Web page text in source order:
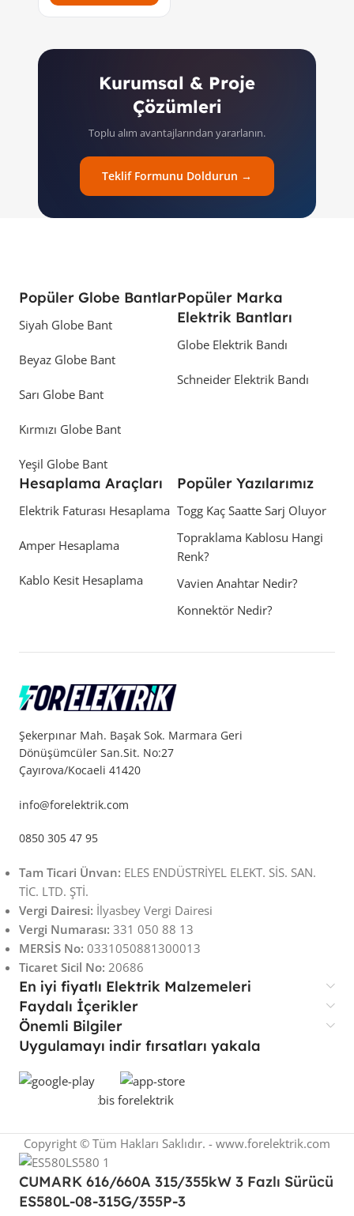
Kurumsal & Proje
Çözümleri
Toplu alım avantajlarından yararlanın.
Teklif Formunu Doldurun →
Popüler Globe Bantlar
Siyah Globe Bant
Beyaz Globe Bant
Sarı Globe Bant
Kırmızı Globe Bant
Yeşil Globe Bant
Popüler Marka
Elektrik Bantları
Globe Elektrik Bandı
Schneider Elektrik Bandı
Hesaplama Araçları
Elektrik Faturası Hesaplama
Amper Hesaplama
Kablo Kesit Hesaplama
Popüler Yazılarımız
Togg Kaç Saatte Sarj Oluyor
Topraklama Kablosu Hangi
Renk?
Vavien Anahtar Nedir?
Konnektör Nedir?
Şekerpınar Mah. Başak Sok. Marmara Geri
Dönüşümcüler San.Sit. No:27
Çayırova/Kocaeli 41420
info@forelektrik.com
0850 305 47 95
Tam Ticari Ünvan: ELES ENDÜSTRİYEL ELEKT. SİS. SAN.
TİC. LTD. ŞTİ.
Vergi Dairesi: İlyasbey Vergi Dairesi
Vergi Numarası: 331 050 88 13
MERSİS No: 0331050881300013
Ticaret Sicil No: 20686
En iyi fiyatlı Elektrik Malzemeleri
Faydalı İçerikler
Önemli Bilgiler
Uygulamayı indir fırsatları yakala
Copyright © Tüm Hakları Saklıdır. - www.forelektrik.com
CUMARK 616/660A 315/355kW 3 Fazlı Sürücü
ES580L-08-315G/355P-3